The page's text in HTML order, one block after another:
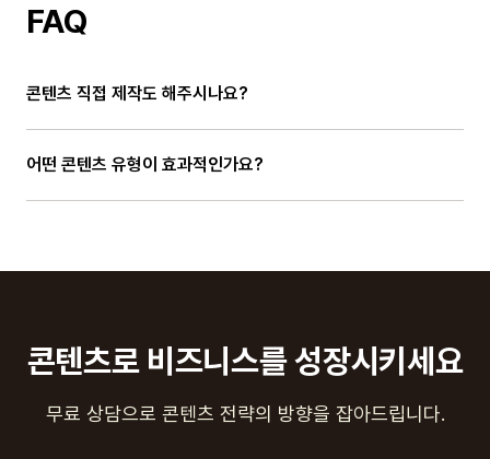
FAQ
콘텐츠 직접 제작도 해주시나요?
어떤 콘텐츠 유형이 효과적인가요?
콘텐츠로 비즈니스를 성장시키세요
무료 상담으로 콘텐츠 전략의 방향을 잡아드립니다.